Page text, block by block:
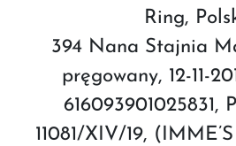
Ring,
394 Nana Stajnia
pręgowany, 12-11-
616093901025831,
11081/XIV/19,